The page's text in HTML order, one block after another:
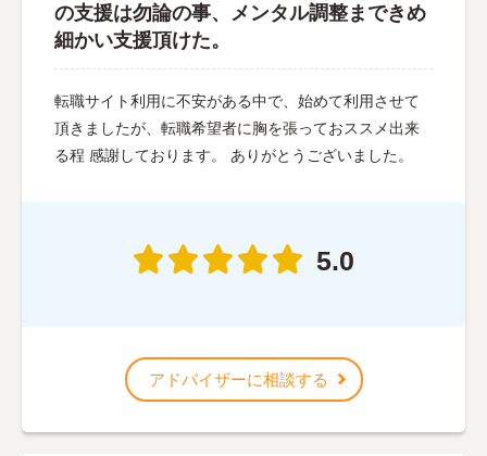
の支援は勿論の事、メンタル調整まできめ
細かい支援頂けた。
転職サイト利用に不安がある中で、始めて利用させて
頂きましたが、転職希望者に胸を張っておススメ出来
る程 感謝しております。 ありがとうございました。
5.0
アドバイザーに相談する